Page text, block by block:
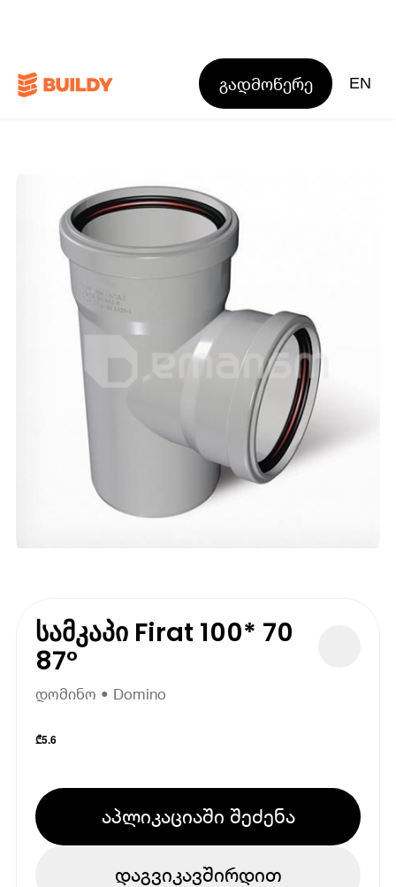
გადმოწერე EN
სამკაპი Firat 100* 70
87°
დომინო • Domino
₾5.6
აპლიკაციაში შეძენა
დაგვიკავშირდით